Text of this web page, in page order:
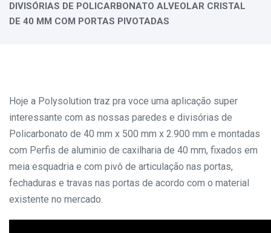
DIVISÓRIAS DE POLICARBONATO ALVEOLAR CRISTAL
DE 40 MM COM PORTAS PIVOTADAS
Hoje a Polysolution traz pra voce uma aplicação super
interessante com as nossas paredes e divisórias de
Policarbonato de 40 mm x 500 mm x 2.900 mm e montadas
com Perfis de aluminio de caxilharia de 40 mm, fixados em
meia esquadria e com pivô de articulação nas portas,
fechaduras e travas nas portas de acordo com o material
existente no mercado.